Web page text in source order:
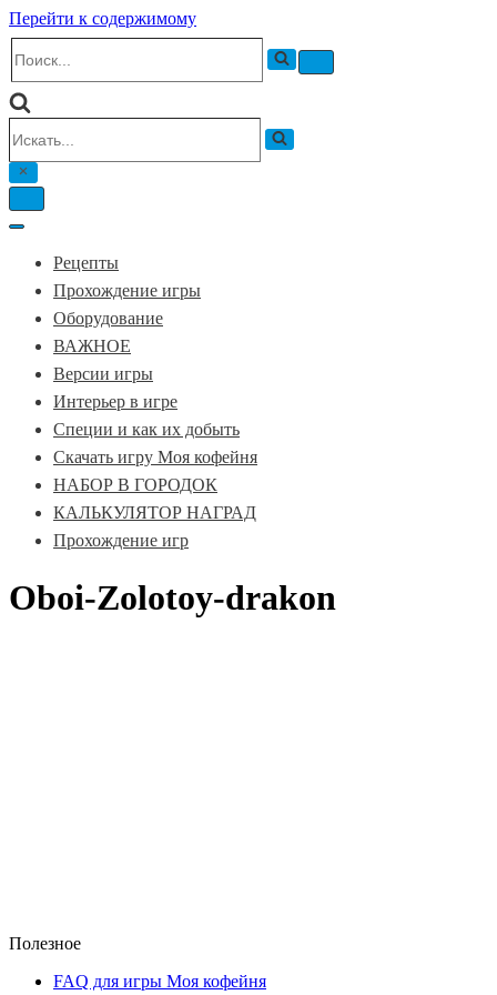
Перейти к содержимому
Меню
Меню
Меню
Рецепты
Прохождение игры
Оборудование
ВАЖНОЕ
Версии игры
Интерьер в игре
Специи и как их добыть
Скачать игру Моя кофейня
НАБОР В ГОРОДОК
КАЛЬКУЛЯТОР НАГРАД
Прохождение игр
Oboi-Zolotoy-drakon
Полезное
FAQ для игры Моя кофейня